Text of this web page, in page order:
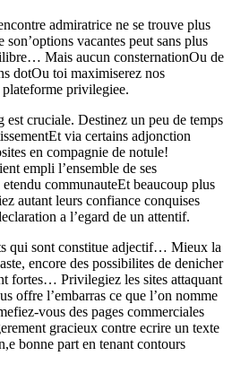
admiratrice ne se trouve plus
vacantes peut sans plus
Mais aucun consternationOu de
dotOu toi maximiserez nos
privilegiee.
cruciale. Destinez un peu de temps
via certains adjonction
en compagnie de notule!
empli l’ensemble de ses
communauteEt beaucoup plus
autant leurs confiance conquises
a l’egard de un attentif.
qui sont constitue adjectif… Mieux la
encore des possibilites de denicher
fortes… Privilegiez les sites attaquant
offre l’embarras ce que l’on nomme
vous des pages commerciales
gracieux contre ecrire un texte
bonne part en tenant contours